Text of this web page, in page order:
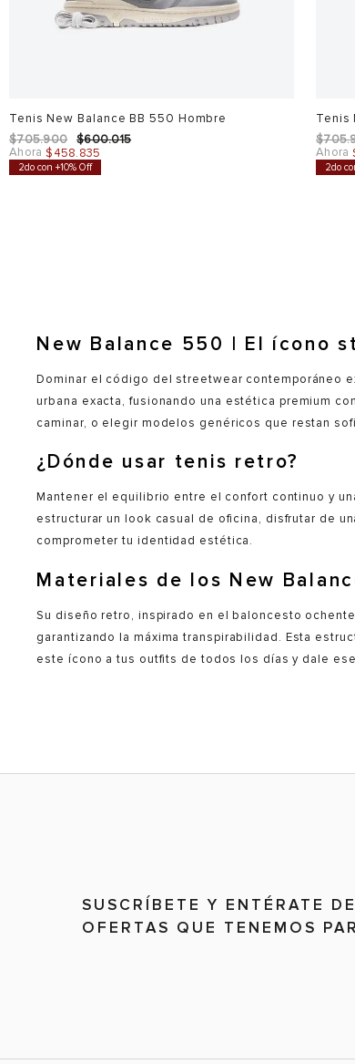
Tenis New Balance BB 550 Hombre
$705.900 $600.015
Ahora $458.835
2do con +10% Off
Tenis
$705.
Ahora
2do
New Balance 550 | El ícono
Dominar el código del streetwear contemporáneo
urbana exacta, fusionando una estética premium
caminar, o elegir modelos genéricos que restan
¿Dónde usar tenis retro?
Mantener el equilibrio entre el confort continuo y
estructurar un look casual de oficina, disfrutar de
comprometer tu identidad estética.
Materiales de los New
Su diseño retro, inspirado en el baloncesto
garantizando la máxima transpirabilidad. Esta
este ícono a tus outfits de todos los días y dale
SUSCRÍBETE Y ENTÉRATE
OFERTAS QUE TENEMOS